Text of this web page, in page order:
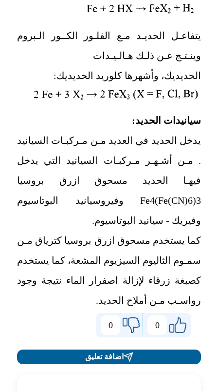
يتفاعـل الحديـد مـع الفلـور الكــور الـبروم
وينـتـج عـن ذلـك هـالـيـدات
الحديديك، وأشهرها كلوريد الحديديك:
سيانيدات الحديد:
يدخل الحديد في العديد مـن مـركبـات السيانيد
. مـن أشـهـر مـركبـات السيانيد التي يدخل
فيهـا الحديد مسحوق ازرق بروسيا
3
(
6
(
Fe4(Fe(CN وفيروسيانيد البوتاسيوم
وفيريك - سيانيد البوتاسيوم.
كما يستخدم مسحوق ازرق بروسيا كترياق مـن
سمـوم الثاليوم السيزيوم المشعة، كما يستخدم
كصبغة زرقاء لإزالة اصفرار الماء نتيجة وجود
رواسـب مـن أملاح الحديد.
0
0
اضافة تعليق